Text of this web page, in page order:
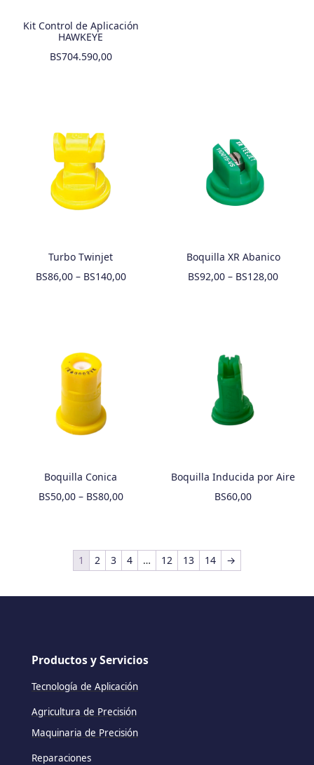
Kit Control de Aplicación
HAWKEYE
BS704.590,00
Turbo Twinjet
BS86,00– BS140,00
Boquilla XR Abanico
BS92,00 – BS128,00
Boquilla Conica
BS50,00– BS80,00
Boquilla Inducida por Aire
BS60,00
1 2 3 4 … 12 13 14 →
Productos y Servicios
Tecnología de Aplicación
Agricultura de Precisión
Maquinaria de Precisión
Reparaciones